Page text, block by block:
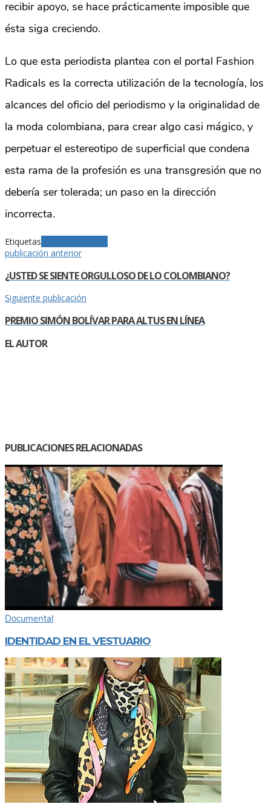
recibir apoyo, se hace prácticamente imposible que
ésta siga creciendo.
Lo que esta periodista plantea con el portal Fashion
Radicals es la correcta utilización de la tecnología, los
alcances del oficio del periodismo y la originalidad de
la moda colombiana, para crear algo casi mágico, y
perpetuar el estereotipo de superficial que condena
esta rama de la profesión es una transgresión que no
debería ser tolerada; un paso en la dirección
incorrecta.
Etiquetas
publicación anterior
¿USTED SE SIENTE ORGULLOSO DE LO COLOMBIANO?
Siguiente publicación
PREMIO SIMÓN BOLÍVAR PARA ALTUS EN LÍNEA
EL AUTOR
PUBLICACIONES RELACIONADAS
Documental
IDENTIDAD EN EL VESTUARIO